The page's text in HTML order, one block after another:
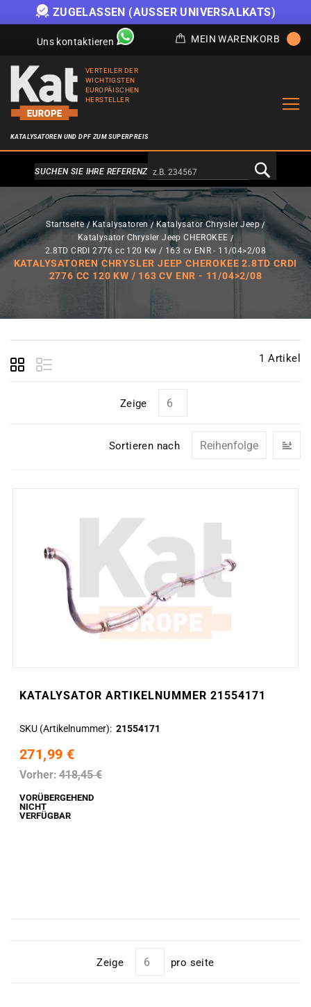
ZUGELASSEN (AUSSER UNIVERSALKATS)
Uns kontaktieren MEIN WARENKORB
VERTEILER DER
WICHTIGSTEN
EUROPÄISCHEN
HERSTELLER
KATALYSATOREN UND DPF ZUM SUPERPREIS
Alternativa a Doofinder
SUCHEN SIE IHRE REFERENZ
Startseite Katalysatoren
Katalysator Chrysler Jeep
Katalysator Chrysler Jeep CHEROKEE
2.8TD CRDI 2776 cc 120 Kw / 163 cv ENR - 11/04>2/08
KATALYSATOREN CHRYSLER JEEP CHEROKEE 2.8TD CRDI
2776 CC 120 KW / 163 CV ENR - 11/04>2/08
1 Artikel
Zeige
Sortieren nach
KATALYSATOR ARTIKELNUMMER 21554171
SKU (Artikelnummer) 21554171
271,99 €
Vorher: 418,45 €
VORÜBERGEHEND
NICHT
VERFÜGBAR
Zeige pro seite